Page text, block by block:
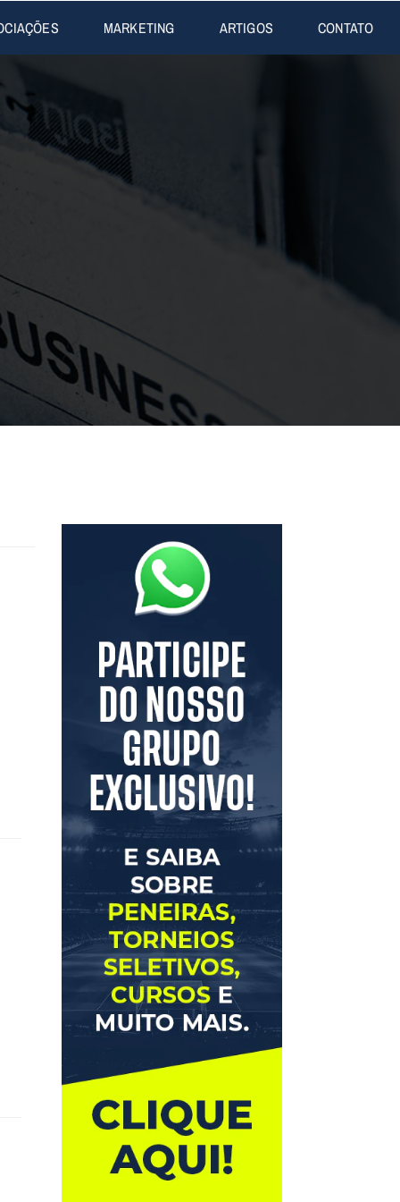
MARKETING ARTIGOS CONTATO